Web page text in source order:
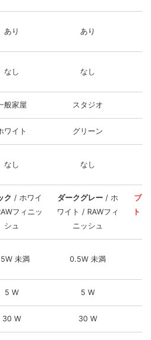
あり あり
なし なし
般家屋 スタジオ
ワイト グリーン
なし なし
ク / ホワイ
フィニッ
シュ
ダークグレー / ホ
ワイト / RAWフィ
ニッシュ
ブ
ト /
未満 0.5W 未満
5 W 5 W
30 W 30 W